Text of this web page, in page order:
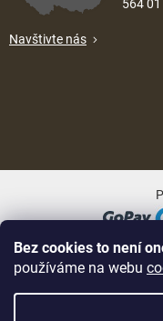
Bez cookies to není
používáme na webu
564
Navštivte nás